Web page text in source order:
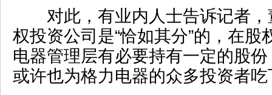
对此，有业内人士告诉记者，
权投资公司是“恰如其分”的，在股
电器管理层有必要持有一定的股
或许也为格力电器的众多投资者吃